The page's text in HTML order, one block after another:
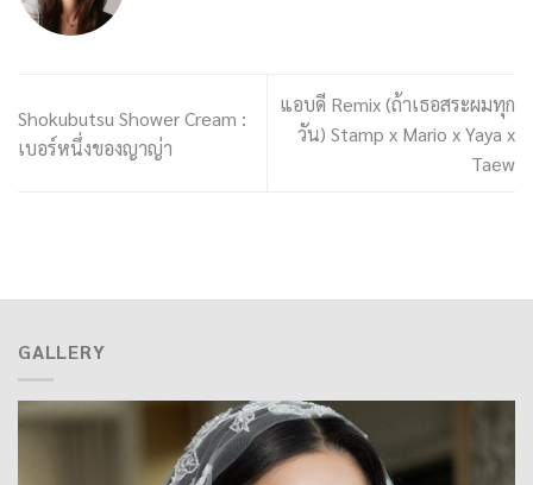
Shokubutsu Shower Cream :
เบอร์หนึ่งของญาญ่า
แอบดี Remix (ถ้าเธอสระผมทุก
วัน) Stamp x Mario x Yaya x
Taew
GALLERY